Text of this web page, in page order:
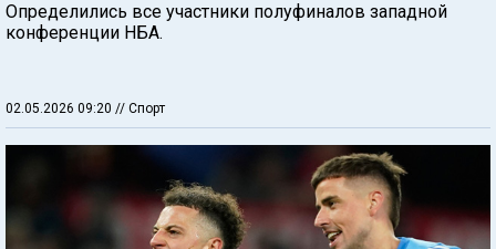
Определились все участники полуфиналов западной
конференции НБА.
02.05.2026 09:20 // Спорт